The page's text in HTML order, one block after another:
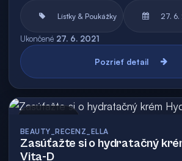
Lístky & Poukážky 27. 6.
Ukončené 27. 6. 2021
Pozrieť detail
BEAUTY_RECENZ_ELLA
Zasúťažte si o hydratačný
Vita-D